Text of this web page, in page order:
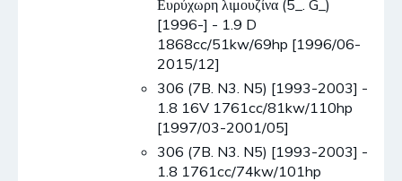
Ευρύχωρη λιμουζίνα (5_. G_)
[1996-] - 1.9 D
1868cc/51kw/69hp [1996/06-
2015/12]
306 (7B. N3. N5) [1993-2003] -
1.8 16V 1761cc/81kw/110hp
[1997/03-2001/05]
306 (7B. N3. N5) [1993-2003] -
1.8 1761cc/74kw/101hp